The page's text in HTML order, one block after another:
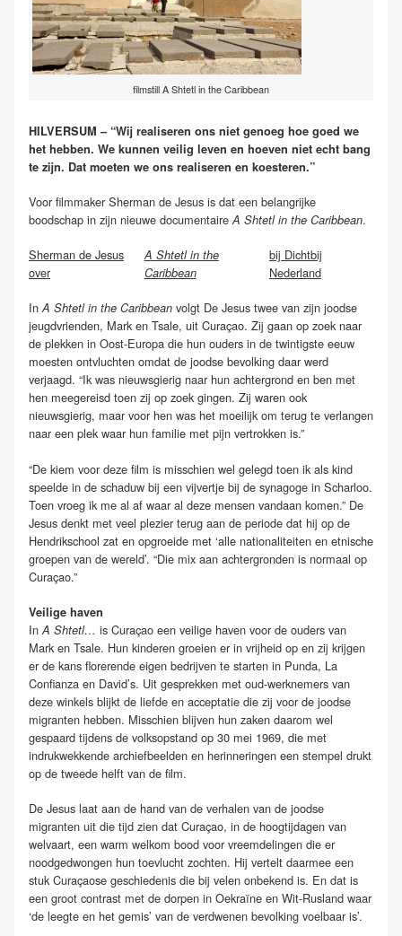
filmstill A Shtetl in the Caribbean
HILVERSUM – “Wij realiseren ons niet genoeg hoe goed we
het hebben. We kunnen veilig leven en hoeven niet echt bang
te zijn. Dat moeten we ons realiseren en koesteren.”
Voor filmmaker Sherman de Jesus is dat een belangrijke
boodschap in zijn nieuwe documentaireA Shtetl in the Caribbean.
Sherman de Jesus
over
A Shtetl in the
Caribbean
bij Dichtbij
Nederland
InA Shtetl in the Caribbean volgt De Jesus twee van zijn joodse
jeugdvrienden, Mark en Tsale, uit Curaçao. Zij gaan op zoek naar
de plekken in Oost-Europa die hun ouders in de twintigste eeuw
moesten ontvluchten omdat de joodse bevolking daar werd
verjaagd. “Ik was nieuwsgierig naar hun achtergrond en ben met
hen meegereisd toen zij op zoek gingen. Zij waren ook
nieuwsgierig, maar voor hen was het moeilijk om terug te verlangen
naar een plek waar hun familie met pijn vertrokken is.”
“De kiem voor deze film is misschien wel gelegd toen ik als kind
speelde in de schaduw bij een vijvertje bij de synagoge in Scharloo.
Toen vroeg ik me al af waar al deze mensen vandaan komen.” De
Jesus denkt met veel plezier terug aan de periode dat hij op de
Hendrikschool zat en opgroeide met ‘alle nationaliteiten en etnische
groepen van de wereld’. “Die mix aan achtergronden is normaal op
Curaçao.”
Veilige haven
In A Shtetl… is Curaçao een veilige haven voor de ouders van
Mark en Tsale. Hun kinderen groeien er in vrijheid op en zij krijgen
er de kans florerende eigen bedrijven te starten in Punda, La
Confianza en David’s. Uit gesprekken met oud-werknemers van
deze winkels blijkt de liefde en acceptatie die zij voor de joodse
migranten hebben. Misschien blijven hun zaken daarom wel
gespaard tijdens de volksopstand op 30 mei 1969, die met
indrukwekkende archiefbeelden en herinneringen een stempel drukt
op de tweede helft van de film.
De Jesus laat aan de hand van de verhalen van de joodse
migranten uit die tijd zien dat Curaçao, in de hoogtijdagen van
welvaart, een warm welkom bood voor vreemdelingen die er
noodgedwongen hun toevlucht zochten. Hij vertelt daarmee een
stuk Curaçaose geschiedenis die bij velen onbekend is. En dat is
een groot contrast met de dorpen in Oekraïne en Wit-Rusland waar
‘de leegte en het gemis’ van de verdwenen bevolking voelbaar is’.